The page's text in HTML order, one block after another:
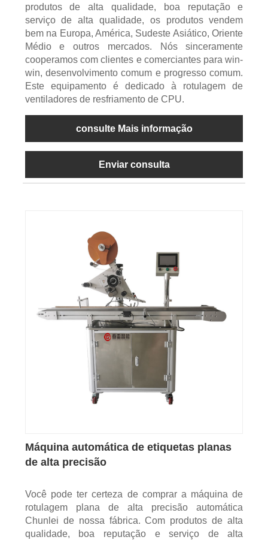
produtos de alta qualidade, boa reputação e
serviço de alta qualidade, os produtos vendem
bem na Europa, América, Sudeste Asiático, Oriente
Médio e outros mercados. Nós sinceramente
cooperamos com clientes e comerciantes para win-
win, desenvolvimento comum e progresso comum.
Este equipamento é dedicado à rotulagem de
ventiladores de resfriamento de CPU.
consulte Mais informação
Enviar consulta
Máquina automática de etiquetas planas
de alta precisão
Você pode ter certeza de comprar a máquina de
rotulagem plana de alta precisão automática
Chunlei de nossa fábrica. Com produtos de alta
qualidade, boa reputação e serviço de alta